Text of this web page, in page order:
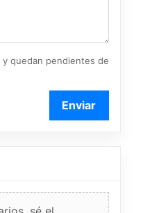
quedan pendientes de
Enviar